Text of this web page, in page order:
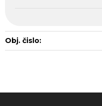
Obj. čislo: